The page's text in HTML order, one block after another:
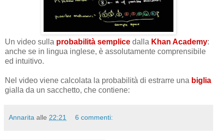
Un video sulla probabilità semplice dalla Khan Academy:
anche se in lingua inglese, è assolutamente comprensibile
ed intuitivo.
Nel video viene calcolata la probabilità di estrarre una biglia
gialla da un sacchetto, che contiene:
Annarita alle 22:21 6 commenti: